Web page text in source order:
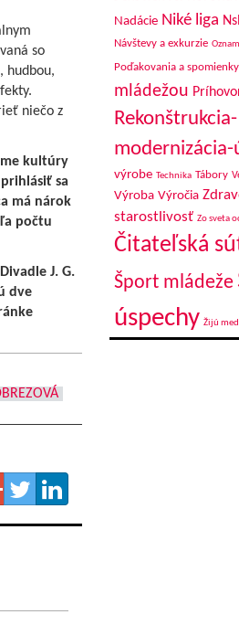
so
hudbou,
niečo z
kultúry
sa
má nárok
počtu
J. G.
dve
Nadácie Niké liga
Návštevy a exkurzie
Poďakovania a spomienky
mládežou
Rekonštrukcia-
modernizácia-
výrobe Technika Tábory
Výroba Výročia
starostlivosť Zo sveta
Čitateľská
Šport mládeže
úspechy Žijú